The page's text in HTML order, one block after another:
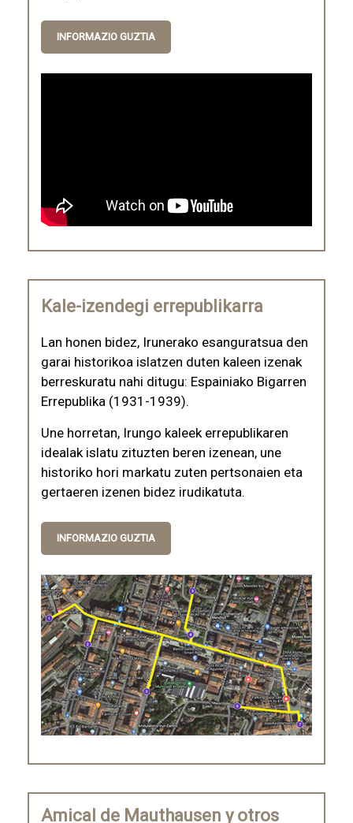
INFORMAZIO GUZTIA
Kale-izendegi errepublikarra
Lan honen bidez, Irunerako esanguratsua den
garai historikoa islatzen duten kaleen izenak
berreskuratu nahi ditugu: Espainiako Bigarren
Errepublika (1931-1939).
Une horretan, Irungo kaleek errepublikaren
idealak islatu zituzten beren izenean, une
historiko hori markatu zuten pertsonaien eta
gertaeren izenen bidez irudikatuta.
INFORMAZIO GUZTIA
Amical de Mauthausen y otros